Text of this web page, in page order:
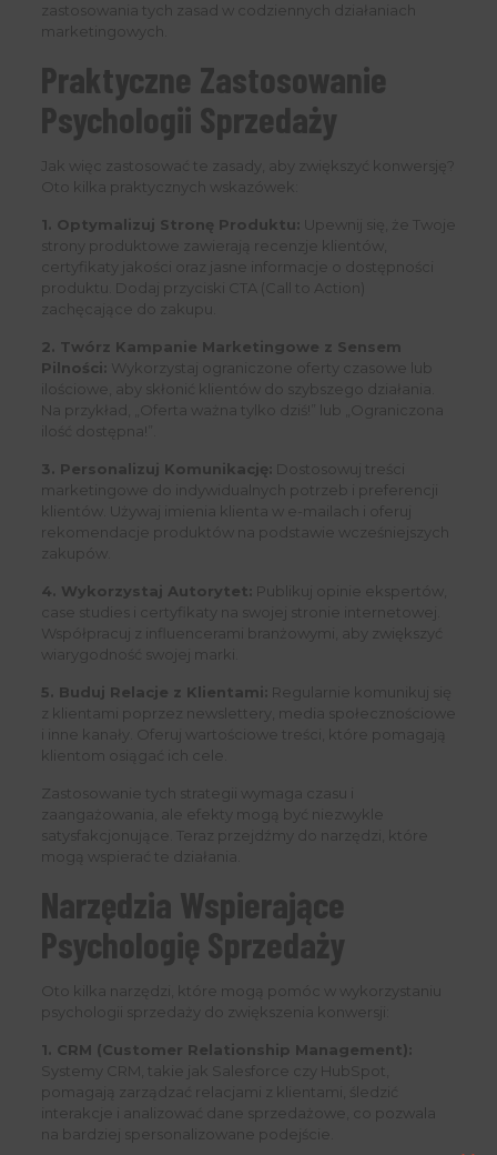
zastosowania tych zasad w codziennych działaniach
marketingowych.
Praktyczne Zastosowanie
Psychologii Sprzedaży
Jak więc zastosować te zasady, aby zwiększyć konwersję?
Oto kilka praktycznych wskazówek:
1. Optymalizuj Stronę Produktu: Upewnij się, że Twoje
strony produktowe zawierają recenzje klientów,
certyfikaty jakości oraz jasne informacje o dostępności
produktu. Dodaj przyciski CTA (Call to Action)
zachęcające do zakupu.
2. Twórz Kampanie Marketingowe z Sensem
Pilności: Wykorzystaj ograniczone oferty czasowe lub
ilościowe, aby skłonić klientów do szybszego działania.
Na przykład, „Oferta ważna tylko dziś!” lub „Ograniczona
ilość dostępna!”.
3. Personalizuj Komunikację: Dostosowuj treści
marketingowe do indywidualnych potrzeb i preferencji
klientów. Używaj imienia klienta w e-mailach i oferuj
rekomendacje produktów na podstawie wcześniejszych
zakupów.
4. Wykorzystaj Autorytet: Publikuj opinie ekspertów,
case studies i certyfikaty na swojej stronie internetowej.
Współpracuj z influencerami branżowymi, aby zwiększyć
wiarygodność swojej marki.
5. Buduj Relacje z Klientami: Regularnie komunikuj się
z klientami poprzez newslettery, media społecznościowe
i inne kanały. Oferuj wartościowe treści, które pomagają
klientom osiągać ich cele.
Zastosowanie tych strategii wymaga czasu i
zaangażowania, ale efekty mogą być niezwykle
satysfakcjonujące. Teraz przejdźmy do narzędzi, które
mogą wspierać te działania.
Narzędzia Wspierające
Psychologię Sprzedaży
Oto kilka narzędzi, które mogą pomóc w wykorzystaniu
psychologii sprzedaży do zwiększenia konwersji:
1. CRM (Customer Relationship Management):
Systemy CRM, takie jak Salesforce czy HubSpot,
pomagają zarządzać relacjami z klientami, śledzić
interakcje i analizować dane sprzedażowe, co pozwala
na bardziej spersonalizowane podejście.